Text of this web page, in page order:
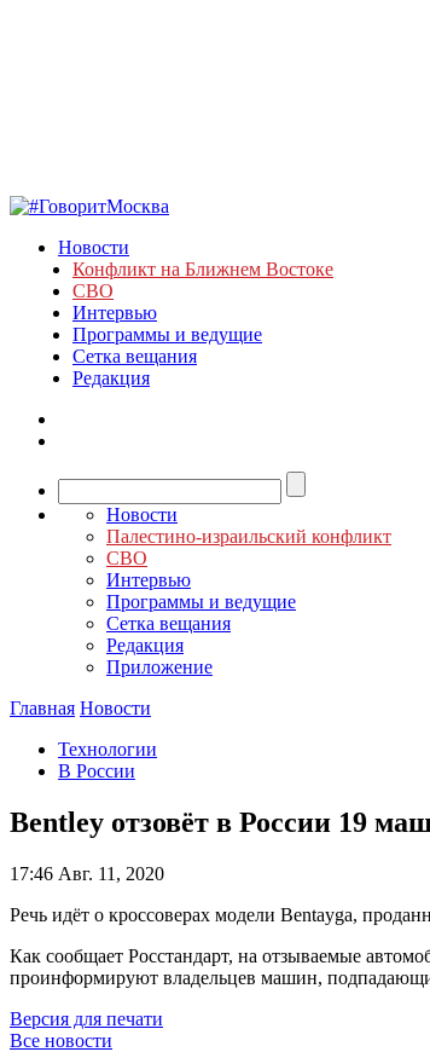
Новости
Конфликт на Ближнем Востоке
СВО
Интервью
Программы и ведущие
Сетка вещания
Редакция
Новости
Палестино-израильский конфликт
СВО
Интервью
Программы и ведущие
Сетка вещания
Редакция
Приложение
Главная Новости
Технологии
В России
Bentley отзовёт в России 19
17:46 Авг. 11, 2020
Речь идёт о кроссоверах модели Bentayga,
Как сообщает Росстандарт, на отзываемые
проинформируют владельцев машин,
Версия для печати
Все новости